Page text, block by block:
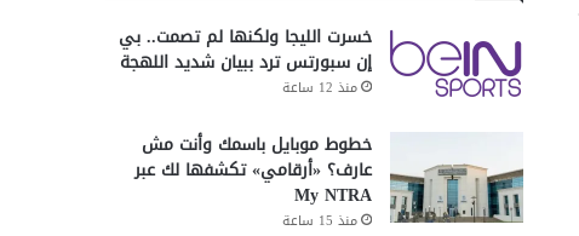
خسرت الليجا ولكنها لم تصمت.. بي
إن سبورتس ترد ببيان شديد اللهجة
منذ 12 ساعة
خطوط موبايل باسمك وأنت مش
عارف؟ «أرقامي» تكشفها لك عبر
My NTRA
منذ 15 ساعة